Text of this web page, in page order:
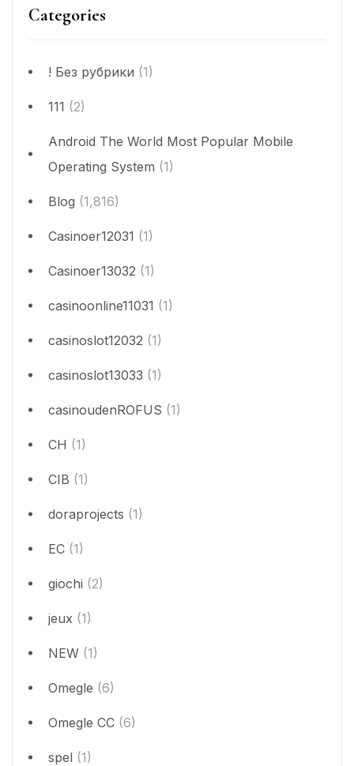
Categories
! Без рубрики (1)
111 (2)
Android The World Most Popular Mobile
Operating System (1)
Blog (1,816)
Casinoer12031 (1)
Casinoer13032 (1)
casinoonline11031 (1)
casinoslot12032 (1)
casinoslot13033 (1)
casinoudenROFUS (1)
CH (1)
CIB (1)
doraprojects (1)
EC (1)
giochi (2)
jeux (1)
NEW (1)
Omegle (6)
Omegle CC (6)
spel (1)